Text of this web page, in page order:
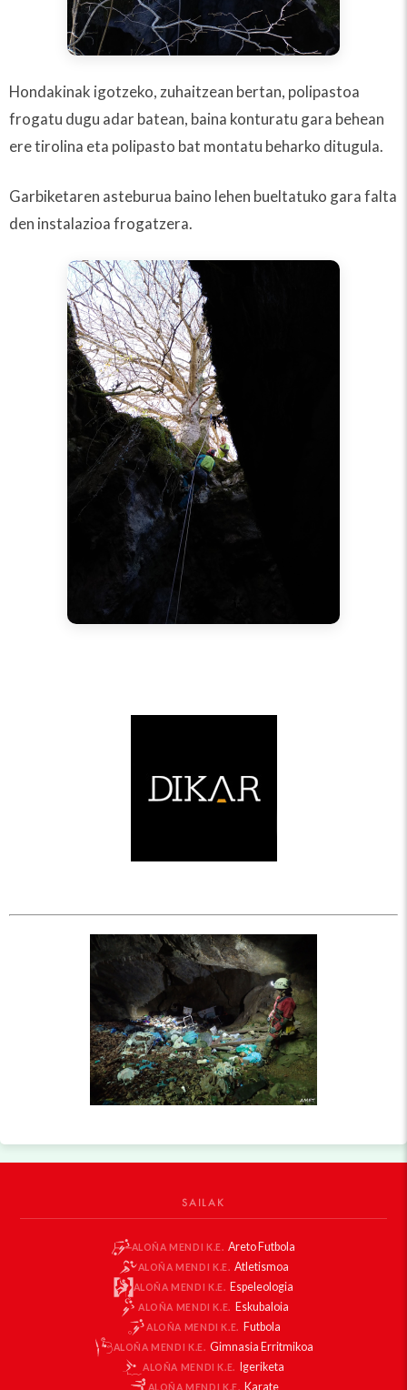
Hondakinak igotzeko, zuhaitzean bertan, polipastoa
frogatu dugu adar batean, baina konturatu gara behean
ere tirolina eta polipasto bat montatu beharko ditugula.
Garbiketaren asteburua baino lehen bueltatuko gara falta
den instalazioa frogatzera.
SAILAK
ALOÑA MENDI K.E. Areto Futbola
ALOÑA MENDI K.E. Atletismoa
ALOÑA MENDI K.E. Espeleologia
ALOÑA MENDI K.E. Eskubaloia
ALOÑA MENDI K.E. Futbola
ALOÑA MENDI K.E. Gimnasia Erritmikoa
ALOÑA MENDI K.E. Igeriketa
ALOÑA MENDI K.E. Karate